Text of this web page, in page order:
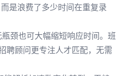
是浪费了多少时间在重复录
颈也可大幅缩短响应时间。班
聘顾问更专注人才匹配，无需